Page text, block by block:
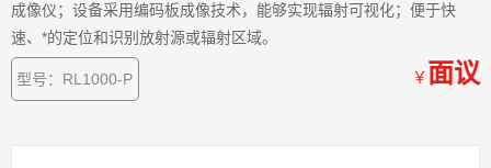
成像仪；设备采用编码板成像技术，能够实现辐射可视化；便于快
速、*的定位和识别放射源或辐射区域。
型号：RL1000-P ￥ 面议